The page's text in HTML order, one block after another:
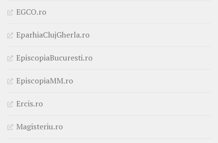
EGCO.ro
EparhiaClujGherla.ro
EpiscopiaBucuresti.ro
EpiscopiaMM.ro
Ercis.ro
Magisteriu.ro